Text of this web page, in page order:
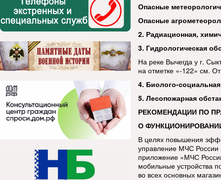
Опасные
Опасные
2. Радиационная,
3. Гидрологическая
На реке Вычегда у г.
на отметке «-122» см.
4. Биолого-
5. Лесопожарная
РЕКОМЕНДАЦИИ ПО
О
В целях повышения
управление МЧС России
приложение «МЧС
мобильные устройства
во всех основных